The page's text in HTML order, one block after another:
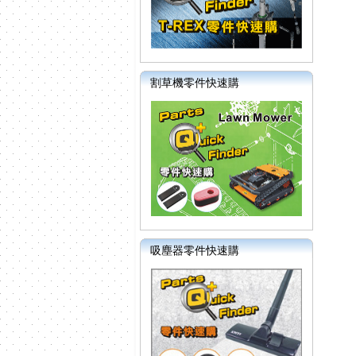
割草機零件快速購
吸塵器零件快速購